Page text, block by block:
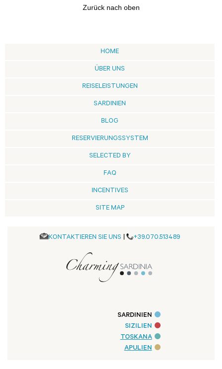
Zurück nach oben
HOME
ÜBER UNS
REISELEISTUNGEN
SARDINIEN
BLOG
RESERVIERUNGSSYSTEM
SELECTED BY
FAQ
INCENTIVES
SITE MAP
KONTAKTIEREN SIE UNS | +39.070.513489
SARDINIEN
SIZILIEN
TOSKANA
APULIEN